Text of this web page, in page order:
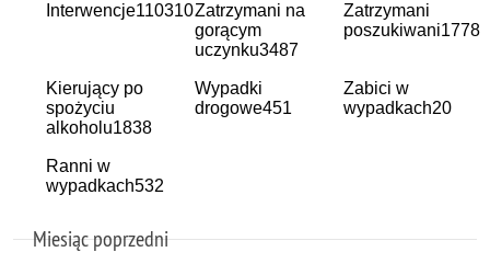
Interwencje110310Zatrzymani na
gorącym
uczynku3487
Zatrzymani
poszukiwani1778
Kierujący po
spożyciu
alkoholu1838
Wypadki
drogowe451
Zabici w
wypadkach20
Ranni w
wypadkach532
Miesiąc poprzedni